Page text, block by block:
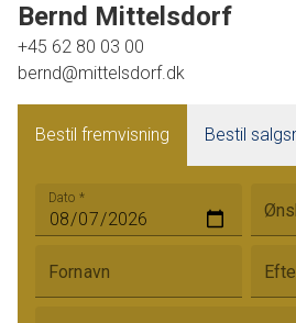
Bernd Mittelsdorf
+45 62 80 03 00
bernd@mittelsdorf.dk
Bestil fremvisning Bestil
Dato *
Fornavn